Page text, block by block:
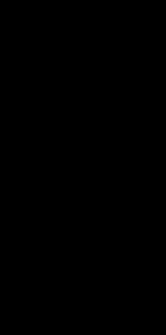
всё в срок. Дети
обязательно обращусь